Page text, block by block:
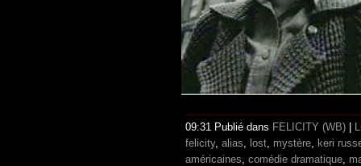
09:31 Publié dans FELICITY (WB) |
felicity, alias lost mystère keri
américaines comédie dramatique